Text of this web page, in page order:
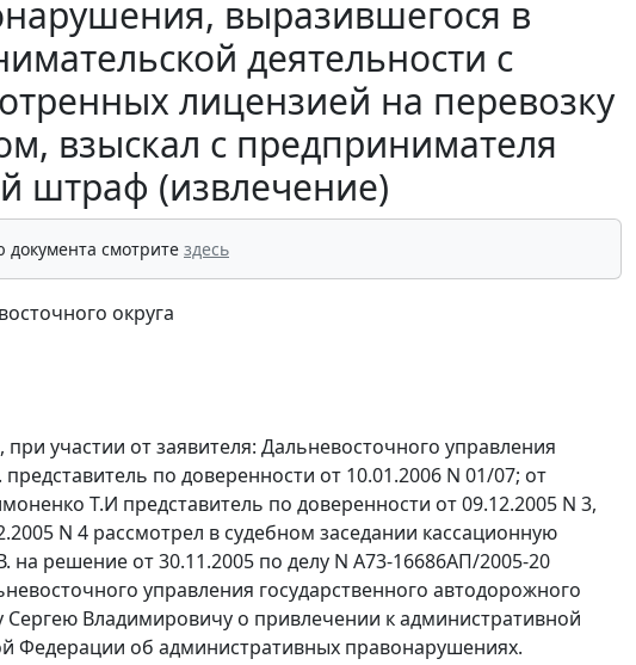
выразившегося в
деятельности с
лицензией на перевозку
взыскал с предпринимателя
штраф (извлечение)
смотрите здесь
округа
участии от заявителя: Дальневосточного управления
по доверенности от 10.01.2006 N 01/07; от
Т.И представитель по доверенности от 09.12.2005 N 3,
N 4 рассмотрел в судебном заседании кассационную
решение от 30.11.2005 по делу N А73-16686АП/2005-20
управления государственного автодорожного
Владимировичу о привлечении к административной
Федерации об административных правонарушениях.